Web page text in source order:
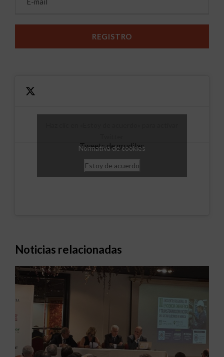
Tweets de grudilec
Normativa de cookies
Estoy de acuerdo
Noticias relacionadas